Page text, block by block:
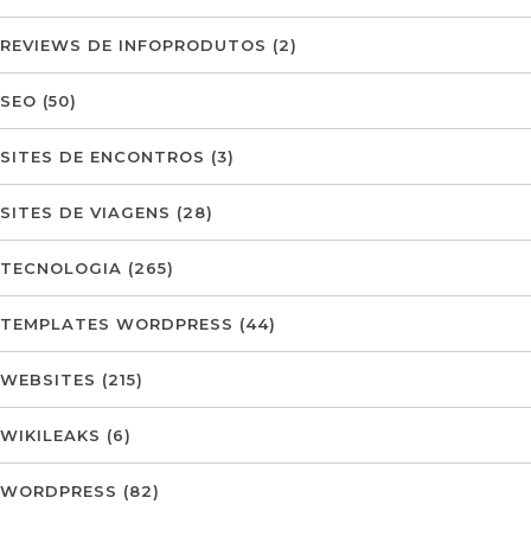
REVIEWS DE INFOPRODUTOS (2)
SEO (50)
SITES DE ENCONTROS (3)
SITES DE VIAGENS (28)
TECNOLOGIA (265)
TEMPLATES WORDPRESS (44)
WEBSITES (215)
WIKILEAKS (6)
WORDPRESS (82)